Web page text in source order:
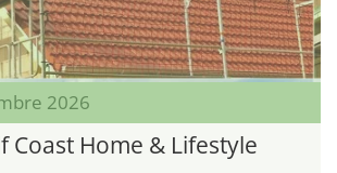
2026
Coast Home & Lifestyle